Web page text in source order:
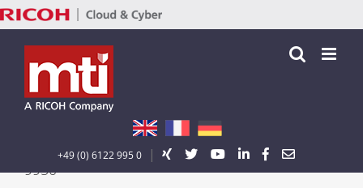
Zum
Inhalt
springen
+49 (0) 6122 995 0 |
9950